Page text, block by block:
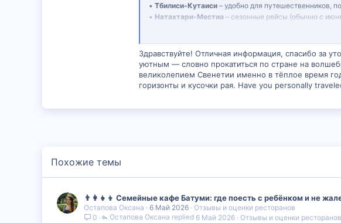
• Тбилиси-Кутаиси – удобно для путешественников,
• Натахтари-Местиа – сезонные рейсы (обычно с
Подробнее о расписании и бронировании можно
Здравствуйте! Отличная информация, спасибо за
уютным — словно прокатиться по стране на
великолепием Свенетии именно в тёплое время
горизонты и кусочки рая. Have you personally
Похожие темы
👨‍👩‍👧‍👦 Семейные кафе Батуми: где поесть с ребёнком и не
Остапова Оксана 6 Май 2026 Отзывы и оценки ресторанов
0
Отзывы и оценки ресторанов
6 Май 2026
Остапова Оксана